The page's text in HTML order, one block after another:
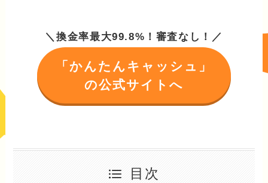
＼換金率最大99.8%！審査なし！／
「かんたんキャッシュ」
の公式サイトへ
目次